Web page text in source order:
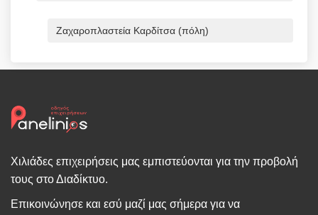
Ζαχαροπλαστεία Καρδίτσα (πόλη)
Χιλιάδες επιχειρήσεις μας εμπιστεύονται για την προβολή
τους στο Διαδίκτυο.
Επικοινώνησε και εσύ μαζί μας σήμερα για να